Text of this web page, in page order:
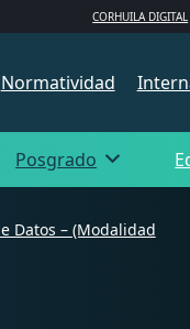
CORHUILA DIGITAL
Normatividad
Posgrado
Datos – (Modalidad